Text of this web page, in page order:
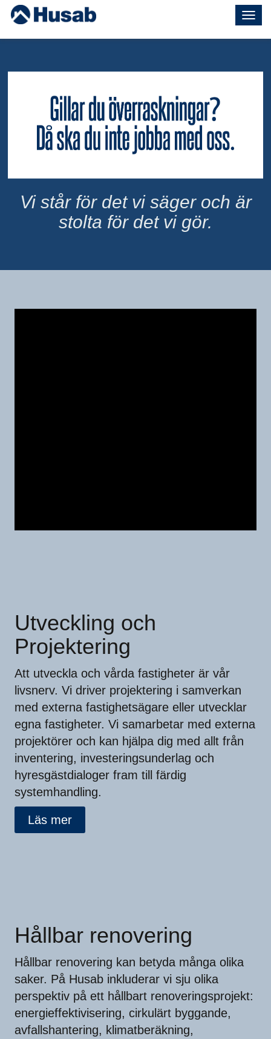
Vi står för det vi säger och är
stolta för det vi gör.
Utveckling och
Projektering
Att utveckla och vårda fastigheter är vår
livsnerv. Vi driver projektering i samverkan
med externa fastighetsägare eller utvecklar
egna fastigheter. Vi samarbetar med externa
projektörer och kan hjälpa dig med allt från
inventering, investeringsunderlag och
hyresgästdialoger fram till färdig
systemhandling.
Läs mer
Hållbar renovering
Hållbar renovering kan betyda många olika
saker. På Husab inkluderar vi sju olika
perspektiv på ett hållbart renoveringsprojekt:
energieffektivisering, cirkulärt byggande,
avfallshantering, klimatberäkning,